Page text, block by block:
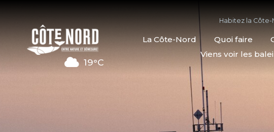
19°C
Habitez la Côte-
La Côte-Nord Quoi faire
Viens voir les